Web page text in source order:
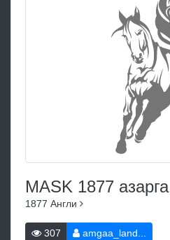
MASK 1877 азарга
1877 Англи
307 amgaa_land...